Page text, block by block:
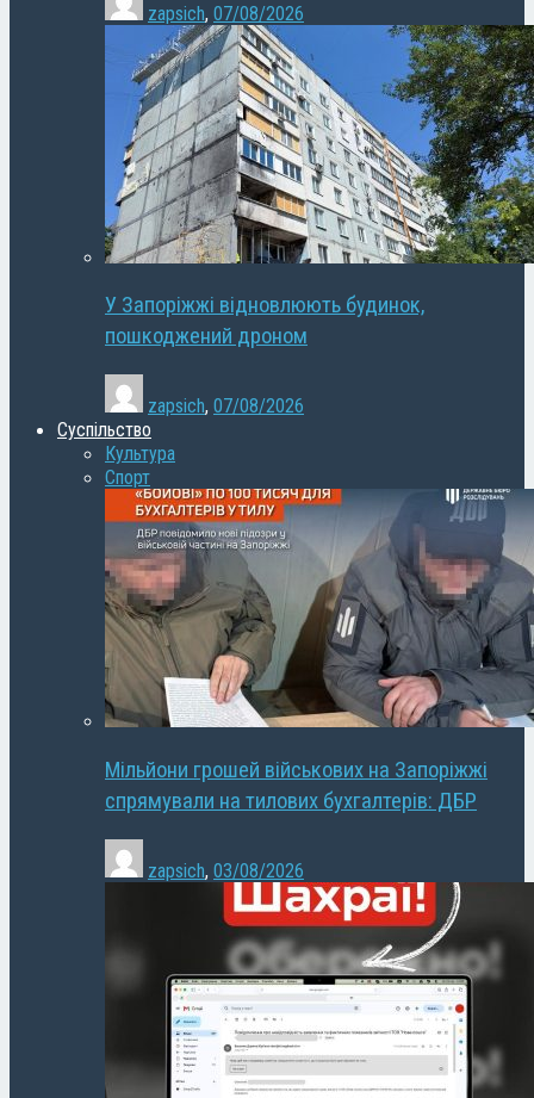
zapsich, 07/08/2026
У Запоріжжі відновлюють будинок,
пошкоджений дроном
zapsich, 07/08/2026
Суспільство
Культура
Спорт
Мільйони грошей військових на Запоріжжі
спрямували на тилових бухгалтерів: ДБР
zapsich, 03/08/2026